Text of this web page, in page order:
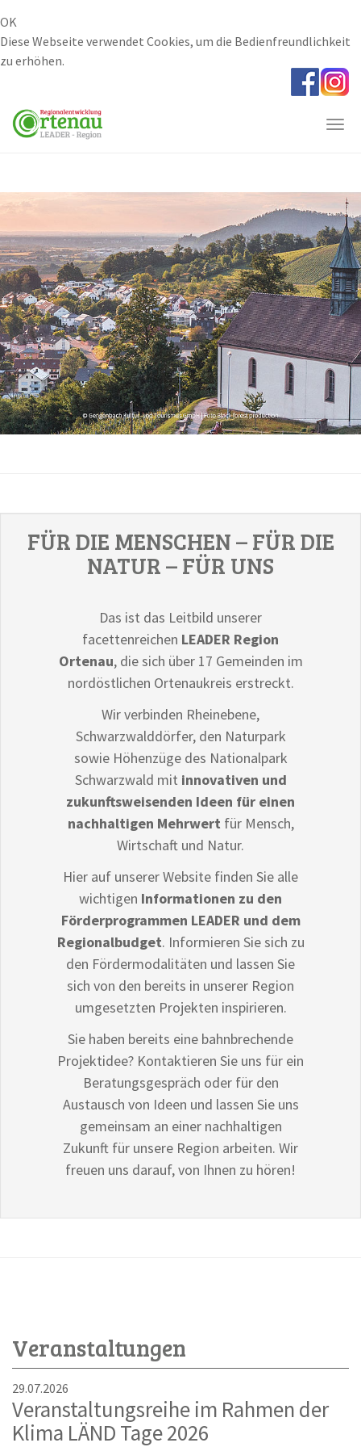
OK
Diese Webseite verwendet Cookies, um die Bedienfreundlichkeit
zu erhöhen.
main
content
FÜR DIE MENSCHEN – FÜR DIE
NATUR – FÜR UNS
Das ist das Leitbild unserer
facettenreichen LEADER Region
Ortenau, die sich über 17 Gemeinden im
nordöstlichen Ortenaukreis erstreckt.
Wir verbinden Rheinebene,
Schwarzwalddörfer, den Naturpark
sowie Höhenzüge des Nationalpark
Schwarzwald mit innovativen und
zukunftsweisenden Ideen für einen
nachhaltigen Mehrwert für Mensch,
Wirtschaft und Natur.
Hier auf unserer Website finden Sie alle
wichtigen Informationen zu den
Förderprogrammen LEADER und dem
Regionalbudget. Informieren Sie sich zu
den Fördermodalitäten und lassen Sie
sich von den bereits in unserer Region
umgesetzten Projekten inspirieren.
Sie haben bereits eine bahnbrechende
Projektidee? Kontaktieren Sie uns für ein
Beratungsgespräch oder für den
Austausch von Ideen und lassen Sie uns
gemeinsam an einer nachhaltigen
Zukunft für unsere Region arbeiten. Wir
freuen uns darauf, von Ihnen zu hören!
Veranstaltungen
29.07.2026
Veranstaltungsreihe im Rahmen der
Klima LÄND Tage 2026